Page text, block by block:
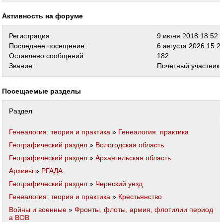
Активность на форуме
Регистрация:
9 июня 2018 18:52
Последнее посещение:
6 августа 2026
Оставлено сообщений:
182
Звание:
Почетный участник
Посещаемые разделы
Раздел
Генеалогия: теория и практика » Генеалогия: практика
Географический раздел » Вологодская область
Географический раздел » Архангельская область
Архивы » РГАДА
Географический раздел » Чернский уезд
Генеалогия: теория и практика » Крестьянство
Войны и военные » Фронты, флоты, армия, флотилии период
а ВОВ